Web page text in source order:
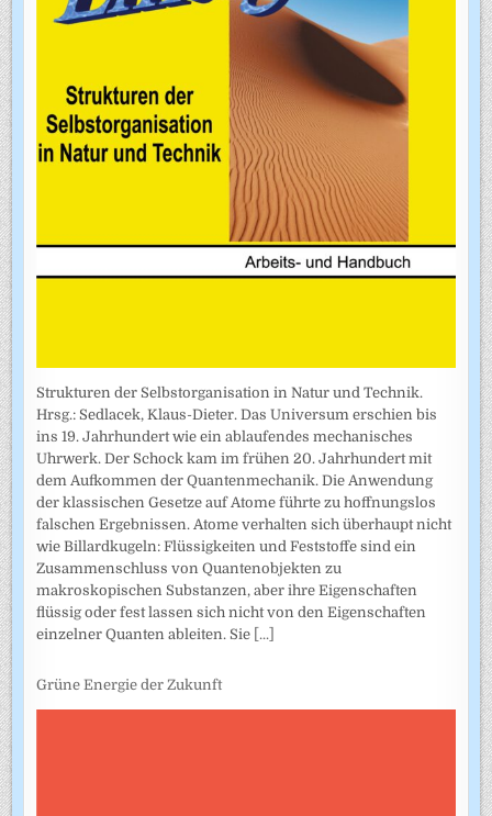
Strukturen der Selbstorganisation in Natur und Technik.
Hrsg.: Sedlacek, Klaus-Dieter. Das Universum erschien bis
ins 19. Jahrhundert wie ein ablaufendes mechanisches
Uhrwerk. Der Schock kam im frühen 20. Jahrhundert mit
dem Aufkommen der Quantenmechanik. Die Anwendung
der klassischen Gesetze auf Atome führte zu hoffnungslos
falschen Ergebnissen. Atome verhalten sich überhaupt nicht
wie Billardkugeln: Flüssigkeiten und Feststoffe sind ein
Zusammenschluss von Quantenobjekten zu
makroskopischen Substanzen, aber ihre Eigenschaften
flüssig oder fest lassen sich nicht von den Eigenschaften
einzelner Quanten ableiten. Sie [...]
Grüne Energie der Zukunft